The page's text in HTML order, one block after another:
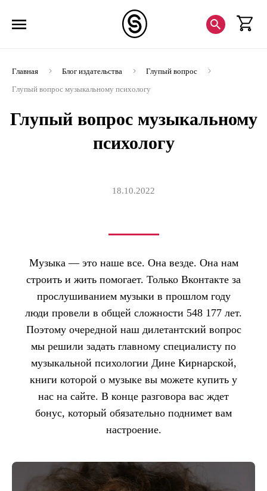
Главная Блог издательства
Глупый вопрос
Глупый вопрос музыкальному психологу
Глупый вопрос музыкальному
психологу
18.10.2022
Музыка — это наше все. Она везде. Она нам
строить и жить помогает. Только Вконтакте за
прослушиванием музыки в прошлом году
люди провели в общей сложности 548 177 лет.
Поэтому очередной наш дилетантский вопрос
мы решили задать главному специалисту по
музыкальной психологии Дине Кирнарской,
книги которой о музыке вы можете купить у
нас на сайте. В конце разговора вас ждет
бонус, который обязательно поднимет вам
настроение.